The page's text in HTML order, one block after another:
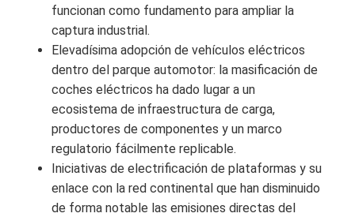
funcionan como fundamento para ampliar la
captura industrial.
Elevadísima adopción de vehículos eléctricos
dentro del parque automotor: la masificación de
coches eléctricos ha dado lugar a un
ecosistema de infraestructura de carga,
productores de componentes y un marco
regulatorio fácilmente replicable.
Iniciativas de electrificación de plataformas y su
enlace con la red continental que han disminuido
de forma notable las emisiones directas del